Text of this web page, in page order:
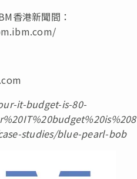
香港新聞間：
it-budget-is-80-
studies/blue-pearl-bob